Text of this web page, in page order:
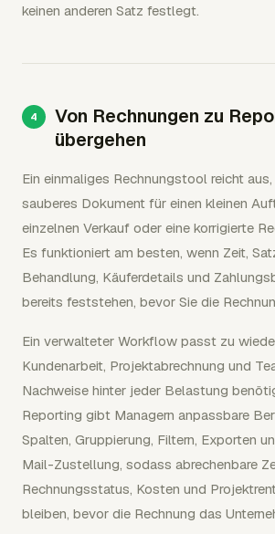
keinen anderen Satz festlegt.
Von Rechnungen zu
übergehen
Ein einmaliges Rechnungstool reicht aus,
sauberes Dokument für einen kleinen
einzelnen Verkauf oder eine korrigierte
Es funktioniert am besten, wenn Zeit,
Behandlung, Käuferdetails und
bereits feststehen, bevor Sie die
Ein verwalteter Workflow passt zu
Kundenarbeit, Projektabrechnung und
Nachweise hinter jeder Belastung
Reporting gibt Managern anpassbare
Spalten, Gruppierung, Filtern, Exporten
Mail-Zustellung, sodass abrechenbare
Rechnungsstatus, Kosten und
bleiben, bevor die Rechnung das